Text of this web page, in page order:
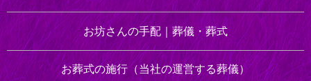
お坊さんの手配｜ 葬儀・葬式
お葬式の施行（当社の運営する葬儀）